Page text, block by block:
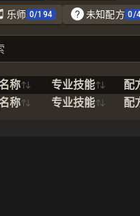
乐师 0/194 未知配方 0/
称 专业技能 配
称 专业技能 配